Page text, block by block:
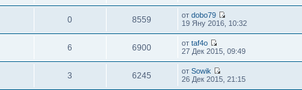
0 8559 отdobo79
19 Яну 2016, 10:32
6 6900 отtaf4o
27 Дек 2015, 09:49
3 6245 отSowik
26 Дек 2015, 21:15